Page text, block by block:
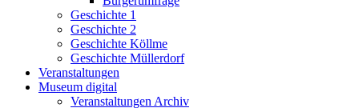
Geschichte 1
Geschichte 2
Geschichte Köllme
Geschichte Müllerdorf
Veranstaltungen
Museum digital
Veranstaltungen Archiv